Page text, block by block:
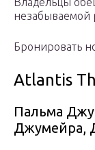
Бронировать
Atlantis
Пальма
Джумейра,